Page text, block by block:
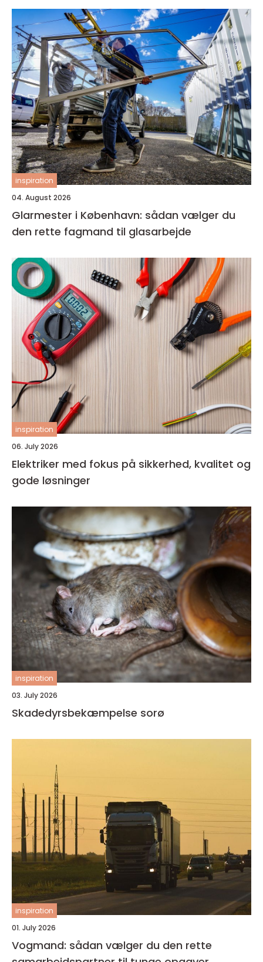
inspiration
04. August 2026
Glarmester i København: sådan vælger du
den rette fagmand til glasarbejde
inspiration
06. July 2026
Elektriker med fokus på sikkerhed, kvalitet og
gode løsninger
inspiration
03. July 2026
Skadedyrsbekæmpelse sorø
inspiration
01. July 2026
Vogmand: sådan vælger du den rette